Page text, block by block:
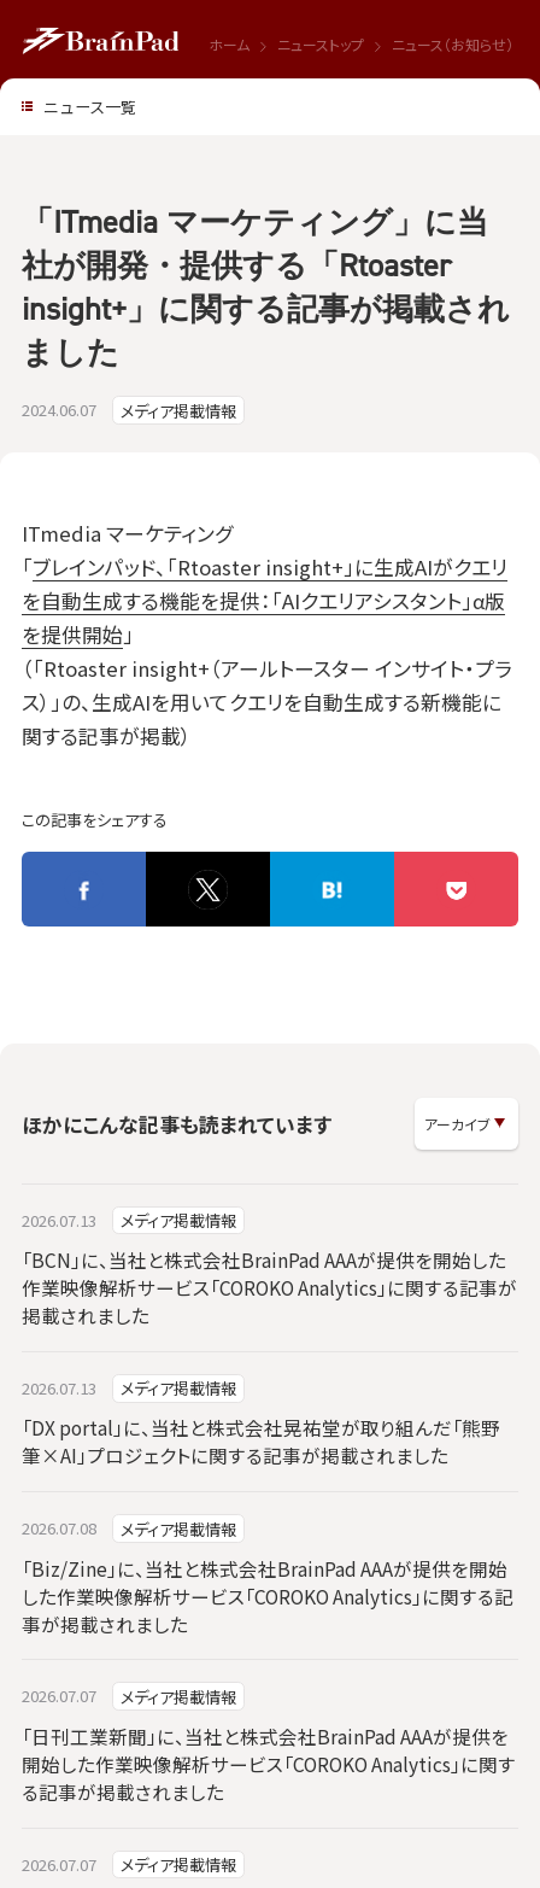
ホーム ニューストップ ニュース（お知らせ）
2024.06.07 メディア掲載情報
「ITmedia マーケティング」に当
社が開発・提供する「Rtoaster
insight+」に関する記事が掲載され
ました
ITmedia マーケティング
「ブレインパッド、「Rtoaster insight+」に生成AIがクエリ
を自動生成する機能を提供：「AIクエリアシスタント」α版
を提供開始」
（「Rtoaster insight+（アールトースター インサイト・プラ
ス）」の、生成AIを用いてクエリを自動生成する新機能に
関する記事が掲載）
この記事をシェアする
ほかにこんな記事も読まれています
2026.07.13 メディア掲載情報
「BCN」に、当社と株式会社BrainPad AAAが提供を開始した
作業映像解析サービス「COROKO Analytics」に関する記事が
掲載されました
2026.07.13 メディア掲載情報
「DX portal」に、当社と株式会社晃祐堂が取り組んだ「熊野
筆×AI」プロジェクトに関する記事が掲載されました
2026.07.08 メディア掲載情報
「Biz/Zine」に、当社と株式会社BrainPad AAAが提供を開始
した作業映像解析サービス「COROKO Analytics」に関する記
事が掲載されました
2026.07.07 メディア掲載情報
「日刊工業新聞」に、当社と株式会社BrainPad AAAが提供を
開始した作業映像解析サービス「COROKO Analytics」に関す
る記事が掲載されました
2026.07.07 メディア掲載情報
ニュース一覧